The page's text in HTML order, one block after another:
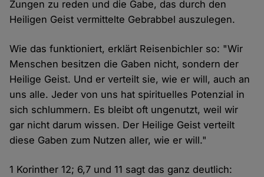
Zungen zu reden und die Gabe, das durch den
Heiligen Geist vermittelte Gebrabbel auszulegen.
Wie das funktioniert, erklärt Reisenbichler so: "Wir
Menschen besitzen die Gaben nicht, sondern der
Heilige Geist. Und er verteilt sie, wie er will, auch an
uns alle. Jeder von uns hat spirituelles Potenzial in
sich schlummern. Es bleibt oft ungenutzt, weil wir
gar nicht darum wissen. Der Heilige Geist verteilt
diese Gaben zum Nutzen aller, wie er will."
1 Korinther 12; 6,7 und 11 sagt das ganz deutlich: